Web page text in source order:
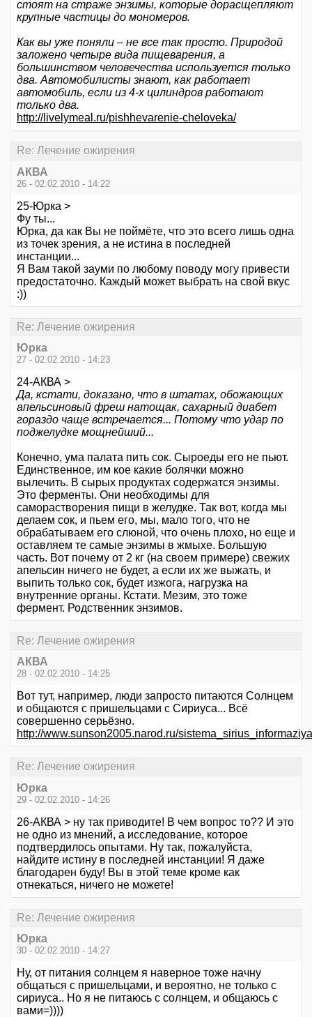
стоят на страже энзимы, которые дорасщепляют
крупные частицы до мономеров.
Как вы уже поняли – не все так просто. Природой
заложено четыре вида пищеварения, а
большинством человечества используется только
два. Автомобилисты знают, как работает
автомобиль, если из 4-х цилиндров работают
только два.
http://livelymeal.ru/pishhevarenie-cheloveka/
Re: Лечение ожирения
АКВА
26 - 02.02.2010 - 14:22
25-Юрка >
Фу ты...
Юрка, да как Вы не поймёте, что это всего лишь одна
из точек зрения, а не истина в последней
инстанции...
Я Вам такой зауми по любому поводу могу привести
предостаточно. Каждый может выбрать на свой вкус
:))
Re: Лечение ожирения
Юрка
27 - 02.02.2010 - 14:23
24-АКВА >
Да, кстати, доказано, что в штатах, обожающих
апельсиновый фреш натощак, сахарный диабет
гораздо чаще встречается... Потому что удар по
поджелудке мощнейший...
Конечно, ума палата пить сок. Сыроеды его не пьют.
Единственное, им кое какие болячки можно
вылечить. В сырых продуктах содержатся энзимы.
Это ферменты. Они необходимы для
саморастворения пищи в желудке. Так вот, когда мы
делаем сок, и пьем его, мы, мало того, что не
обрабатываем его слюной, что очень плохо, но еще и
оставляем те самые энзимы в жмыхе. Большую
часть. Вот почему от 2 кг (на своем примере) свежих
апельсин ничего не будет, а если их же выжать, и
выпить только сок, будет изжога, нагрузка на
внутренние органы. Кстати. Мезим, это тоже
фермент. Родственник энзимов.
Re: Лечение ожирения
АКВА
28 - 02.02.2010 - 14:25
Вот тут, например, люди запросто питаются Солнцем
и общаются с пришельцами с Сириуса... Всё
совершенно серьёзно.
http://www.sunson2005.narod.ru/
Re: Лечение ожирения
Юрка
29 - 02.02.2010 - 14:26
26-АКВА > ну так приводите! В чем вопрос то?? И это
не одно из мнений, а исследование, которое
подтвердилось опытами. Ну так, пожалуйста,
найдите истину в последней инстанции! Я даже
благодарен буду! Вы в этой теме кроме как
отнекаться, ничего не можете!
Re: Лечение ожирения
Юрка
30 - 02.02.2010 - 14:27
Ну, от питания солнцем я наверное тоже начну
общаться с пришельцами, и вероятно, не только с
сириуса.. Но я не питаюсь с солнцем, и общаюсь с
вами=))))